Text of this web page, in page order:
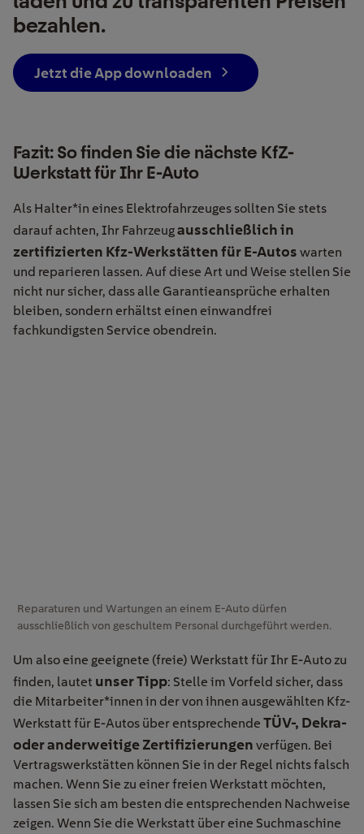
bezahlen.
Jetzt die App downloaden
Fazit: So finden Sie die nächste KfZ-
Werkstatt für Ihr E-Auto
Als Halter*in eines Elektrofahrzeuges sollten Sie stets
darauf achten, Ihr Fahrzeugausschließlich in
zertifizierten Kfz-Werkstätten für E-Autos warten
und reparieren lassen. Auf diese Art und Weise stellen Sie
nicht nur sicher, dass alle Garantieansprüche erhalten
bleiben, sondern erhältst einen einwandfrei
fachkundigsten Service obendrein.
Reparaturen und Wartungen an einem E-Auto dürfen
ausschließlich von geschultem Personal durchgeführt werden.
Um also eine geeignete (freie) Werkstatt für Ihr E-Auto zu
finden, lautet unser Tipp: Stelle im Vorfeld sicher, dass
die Mitarbeiter*innen in der von ihnen ausgewählten Kfz-
Werkstatt für E-Autos über entsprechende TÜV-, Dekra-
oder anderweitige Zertifizierungen verfügen. Bei
Vertragswerkstätten können Sie in der Regel nichts falsch
machen. Wenn Sie zu einer freien Werkstatt möchten,
lassen Sie sich am besten die entsprechenden Nachweise
zeigen. Wenn Sie die Werkstatt über eine Suchmaschine